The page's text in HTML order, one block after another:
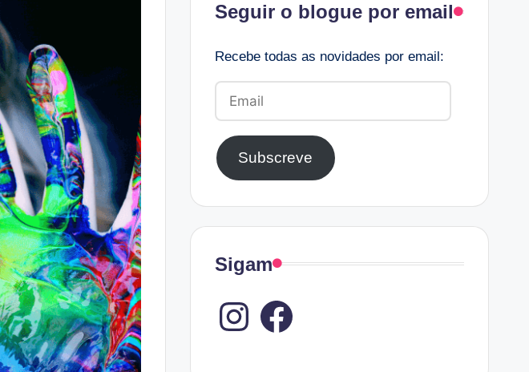
Seguir o blogue por email
Recebe todas as novidades por email:
Email
Subscreve
Sigam
Instagram